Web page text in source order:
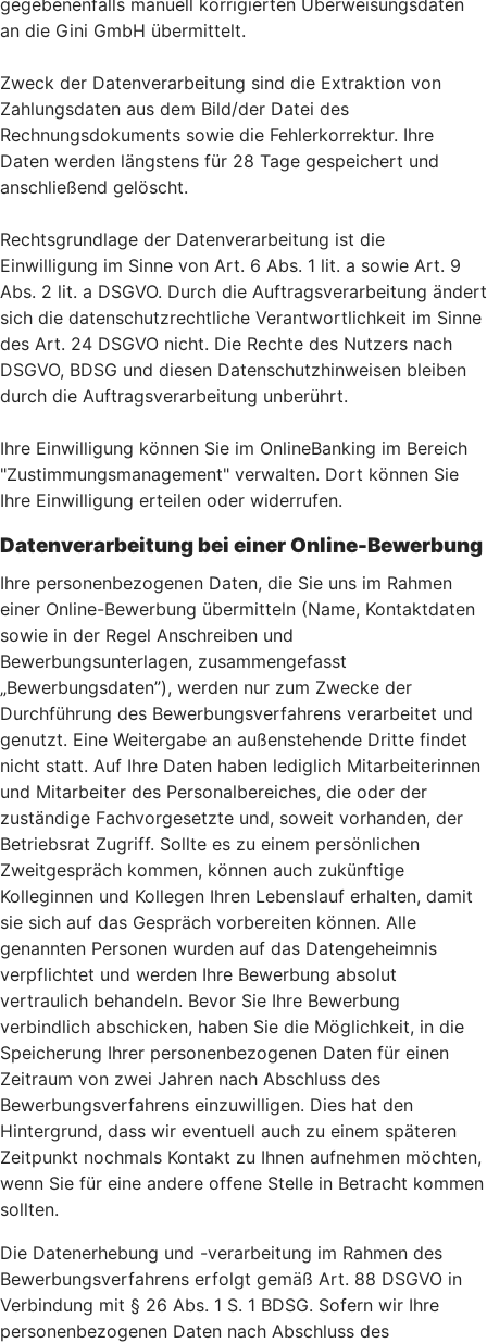
gegebenenfalls manuell korrigierten Überweisungsdaten
an die Gini GmbH übermittelt.
Zweck der Datenverarbeitung sind die Extraktion von
Zahlungsdaten aus dem Bild/der Datei des
Rechnungsdokuments sowie die Fehlerkorrektur. Ihre
Daten werden längstens für 28 Tage gespeichert und
anschließend gelöscht.
Rechtsgrundlage der Datenverarbeitung ist die
Einwilligung im Sinne von Art. 6 Abs. 1 lit. a sowie Art. 9
Abs. 2 lit. a DSGVO. Durch die Auftragsverarbeitung ändert
sich die datenschutzrechtliche Verantwortlichkeit im Sinne
des Art. 24 DSGVO nicht. Die Rechte des Nutzers nach
DSGVO, BDSG und diesen Datenschutzhinweisen bleiben
durch die Auftragsverarbeitung unberührt.
Ihre Einwilligung können Sie im OnlineBanking im Bereich
"Zustimmungsmanagement" verwalten. Dort können Sie
Ihre Einwilligung erteilen oder widerrufen.
Datenverarbeitung bei einer Online-Bewerbung
Ihre personenbezogenen Daten, die Sie uns im Rahmen
einer Online-Bewerbung übermitteln (Name, Kontaktdaten
sowie in der Regel Anschreiben und
Bewerbungsunterlagen, zusammengefasst
„Bewerbungsdaten”), werden nur zum Zwecke der
Durchführung des Bewerbungsverfahrens verarbeitet und
genutzt. Eine Weitergabe an außenstehende Dritte findet
nicht statt. Auf Ihre Daten haben lediglich Mitarbeiterinnen
und Mitarbeiter des Personalbereiches, die oder der
zuständige Fachvorgesetzte und, soweit vorhanden, der
Betriebsrat Zugriff. Sollte es zu einem persönlichen
Zweitgespräch kommen, können auch zukünftige
Kolleginnen und Kollegen Ihren Lebenslauf erhalten, damit
sie sich auf das Gespräch vorbereiten können. Alle
genannten Personen wurden auf das Datengeheimnis
verpflichtet und werden Ihre Bewerbung absolut
vertraulich behandeln. Bevor Sie Ihre Bewerbung
verbindlich abschicken, haben Sie die Möglichkeit, in die
Speicherung Ihrer personenbezogenen Daten für einen
Zeitraum von zwei Jahren nach Abschluss des
Bewerbungsverfahrens einzuwilligen. Dies hat den
Hintergrund, dass wir eventuell auch zu einem späteren
Zeitpunkt nochmals Kontakt zu Ihnen aufnehmen möchten,
wenn Sie für eine andere offene Stelle in Betracht kommen
sollten.
Die Datenerhebung und -verarbeitung im Rahmen des
Bewerbungsverfahrens erfolgt gemäß Art. 88 DSGVO in
Verbindung mit § 26 Abs. 1 S. 1 BDSG. Sofern wir Ihre
personenbezogenen Daten nach Abschluss des